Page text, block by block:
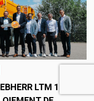
LTM 1750-